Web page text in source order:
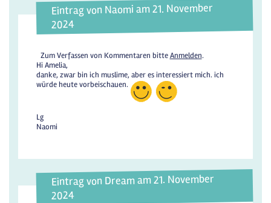
Eintrag von Naomi am 21. November
2024
Zum Verfassen von Kommentaren bitteAnmelden.
Hi Amelia,
danke, zwar bin ich muslime, aber es interessiert mich. ich
würde heute vorbeischauen.
Lg
Naomi
Eintrag von Dream am 21. November
2024